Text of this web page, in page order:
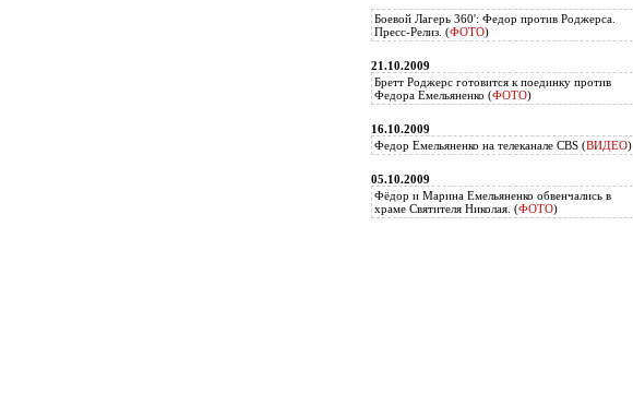
Боевой Лагерь 360': Федор против Роджерса.
Пресс-Релиз. (ФОТО)
21.10.2009
Бретт Роджерс готовится к поединку против
Федора Емельяненко (ФОТО)
16.10.2009
Федор Емельяненко на телеканале CBS (ВИДЕО)
05.10.2009
Фёдор и Марина Емельяненко обвенчались в
храме Святителя Николая. (ФОТО)